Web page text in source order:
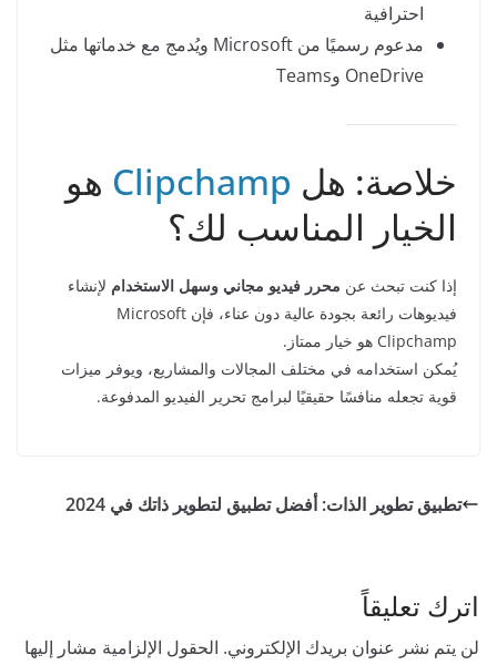
احترافية
مدعوم رسميًا من Microsoft ويُدمج مع خدماتها مثل
OneDrive وTeams
خلاصة: هل Clipchamp هو
الخيار المناسب لك؟
إذا كنت تبحث عن محرر فيديو مجاني وسهل الاستخدام لإنشاء
فيديوهات رائعة بجودة عالية دون عناء، فإن Microsoft
Clipchamp هو خيار ممتاز.
يُمكن استخدامه في مختلف المجالات والمشاريع، ويوفر ميزات
قوية تجعله منافسًا حقيقيًا لبرامج تحرير الفيديو المدفوعة.
تطبيق تطوير الذات: أفضل تطبيق لتطوير ذاتك في 2024
اترك تعليقاً
لن يتم نشر عنوان بريدك الإلكتروني. الحقول الإلزامية مشار إليها